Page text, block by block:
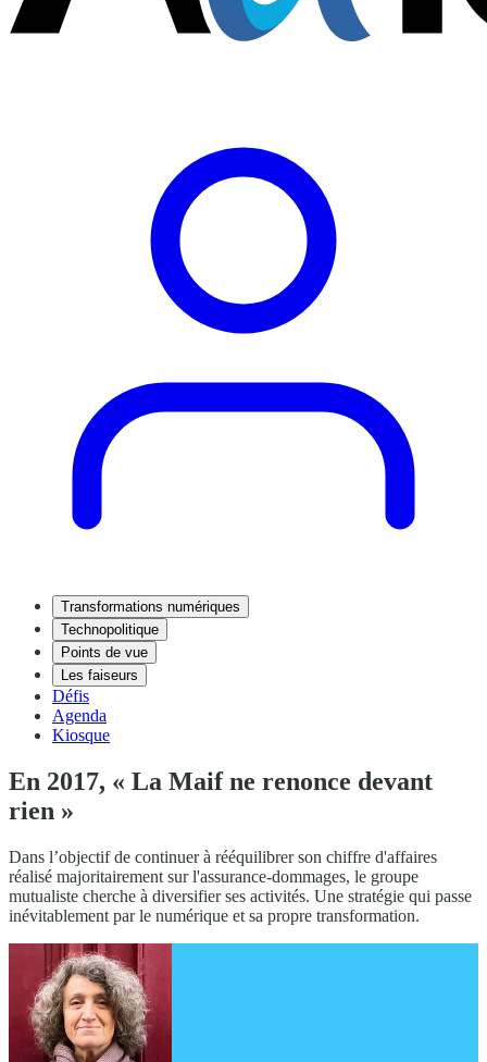
Transformations numériques
Technopolitique
Points de vue
Les faiseurs
Défis
Agenda
Kiosque
En 2017, « La Maif ne renonce devant
rien »
Dans l’objectif de continuer à rééquilibrer son chiffre d'affaires
réalisé majoritairement sur l'assurance-dommages, le groupe
mutualiste cherche à diversifier ses activités. Une stratégie qui passe
inévitablement par le numérique et sa propre transformation.